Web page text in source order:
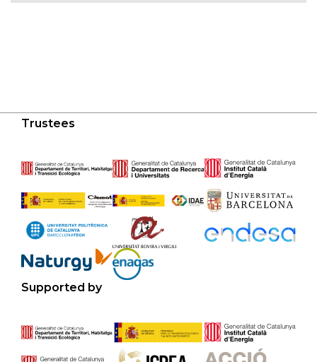
Trustees
Supported by